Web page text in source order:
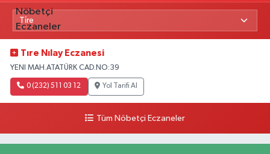
Tıre Nılay Eczanesi
YENI MAH.ATATÜRK CAD.NO:39
0 (232) 511 03 12 Yol Tarifi Al
Tüm Nöbetçi Eczaneler